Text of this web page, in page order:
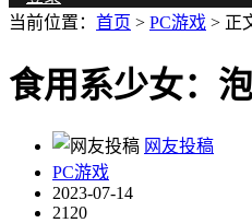
当前位置： 首页 > PC游戏 > 正
食用系少女：
网友投稿
PC游戏
2023-07-14
2120